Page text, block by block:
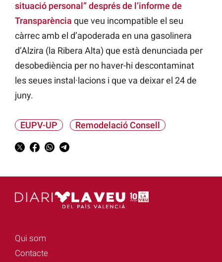
situació personal” després de l’informe de
Transparència que veu incompatible el seu
càrrec amb el d’apoderada en una gasolinera
d’Alzira (la Ribera Alta) que està denunciada per
desobediència per no haver-hi descontaminat
les seues instal·lacions i que va deixar el 24 de
juny.
EUPV-UP Remodelació Consell
Qui som
Contacte